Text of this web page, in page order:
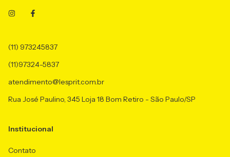
(11) 973245837
(11)97324-5837
atendimento@lesprit.com.br
Rua José Paulino, 345 Loja 18 Bom Retiro - São Paulo/SP
Institucional
Contato